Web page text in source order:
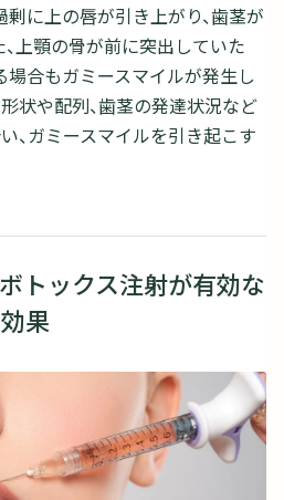
剰に上の唇が引き上がり、歯茎が
、上顎の骨が前に突出していた
場合もガミースマイルが発生し
状や配列、歯茎の発達状況など
、ガミースマイルを引き起こす
トックス注射が有効な
果